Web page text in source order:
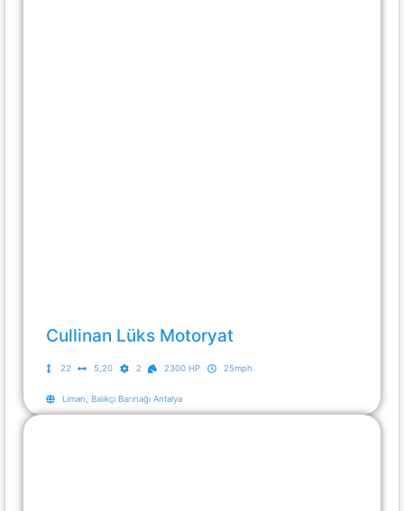
Cullinan Lüks Motoryat
22 5,20 2 2300 HP 25mph
Liman, Balıkçı Barınağı Antalya